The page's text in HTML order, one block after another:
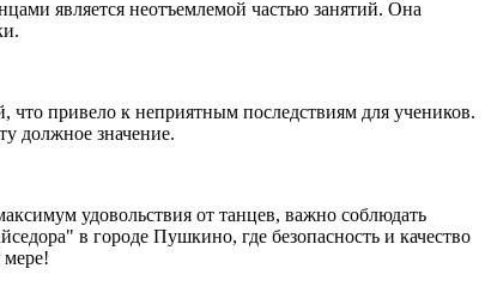
является неотъемлемой частью занятий. Она
привело к неприятным последствиям для учеников.
должное значение.
удовольствия от танцев, важно соблюдать
в городе Пушкино, где безопасность и качество